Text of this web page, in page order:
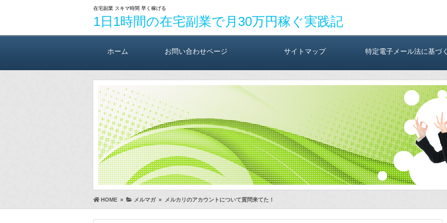
在宅副業 スキマ時間 早く稼げる
1日1時間の在宅副業で月30万円稼ぐ実践記
ホーム お問い合わせページ サイトマップ 特定電子メール法に基づ
HOME » メルマガ» メルカリのアカウントについて質問来てた！